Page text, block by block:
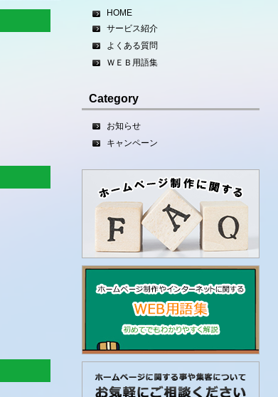
HOME
サービス紹介
よくある質問
ＷＥＢ用語集
Category
お知らせ
キャンペーン